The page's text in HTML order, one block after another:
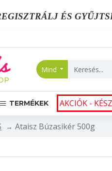
ÉS
Mind
TERMÉKEK AKCIÓK -
Ataisz Búzasikér 500g